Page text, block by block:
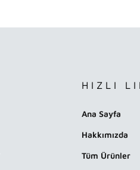
HIZLI
Ana Sayfa
Hakkımızda
Tüm Ürünler